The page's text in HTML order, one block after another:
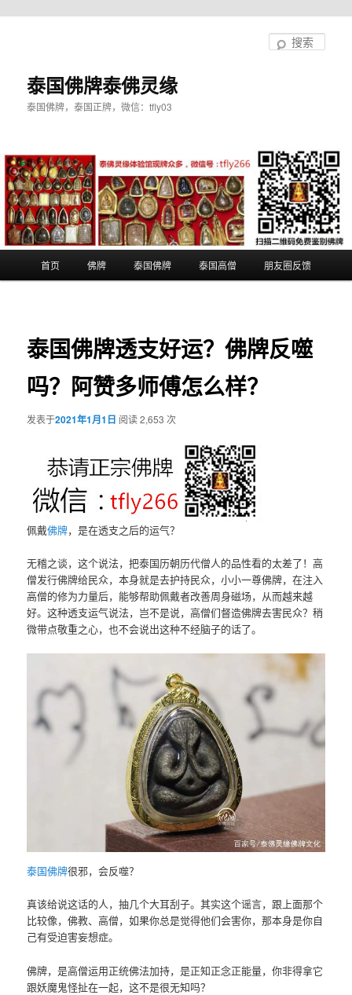
泰国佛牌泰佛灵缘
泰国佛牌，泰国正牌，微信：tfly03
首页 佛牌 泰国佛牌 泰国高僧 朋友圈反馈
泰国佛牌透支好运？佛牌反噬
吗？阿赞多师傅怎么样？
发表于2021年1月1日 阅读 2,653 次
佩戴佛牌，是在透支之后的运气？
无稽之谈，这个说法，把泰国历朝历代僧人的品性看的太差了！高
僧发行佛牌给民众，本身就是去护持民众，小小一尊佛牌，在注入
高僧的修为力量后，能够帮助佩戴者改善周身磁场，从而越来越
好。这种透支运气说法，岂不是说，高僧们督造佛牌去害民众？稍
微带点敬重之心，也不会说出这种不经脑子的话了。
泰国佛牌很邪，会反噬？
真该给说这话的人，抽几个大耳刮子。其实这个谣言，跟上面那个
比较像，佛教、高僧，如果你总是觉得他们会害你，那本身是你自
己有受迫害妄想症。
佛牌，是高僧运用正统佛法加持，是正知正念正能量，你非得拿它
跟妖魔鬼怪扯在一起，这不是很无知吗？